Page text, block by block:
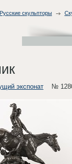
Русские скульпторы
экспонат№